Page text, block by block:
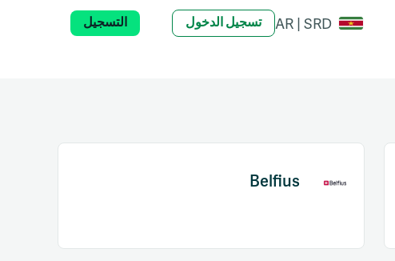
AR | SRD تسجيل الدخول التسجيل
Belfius